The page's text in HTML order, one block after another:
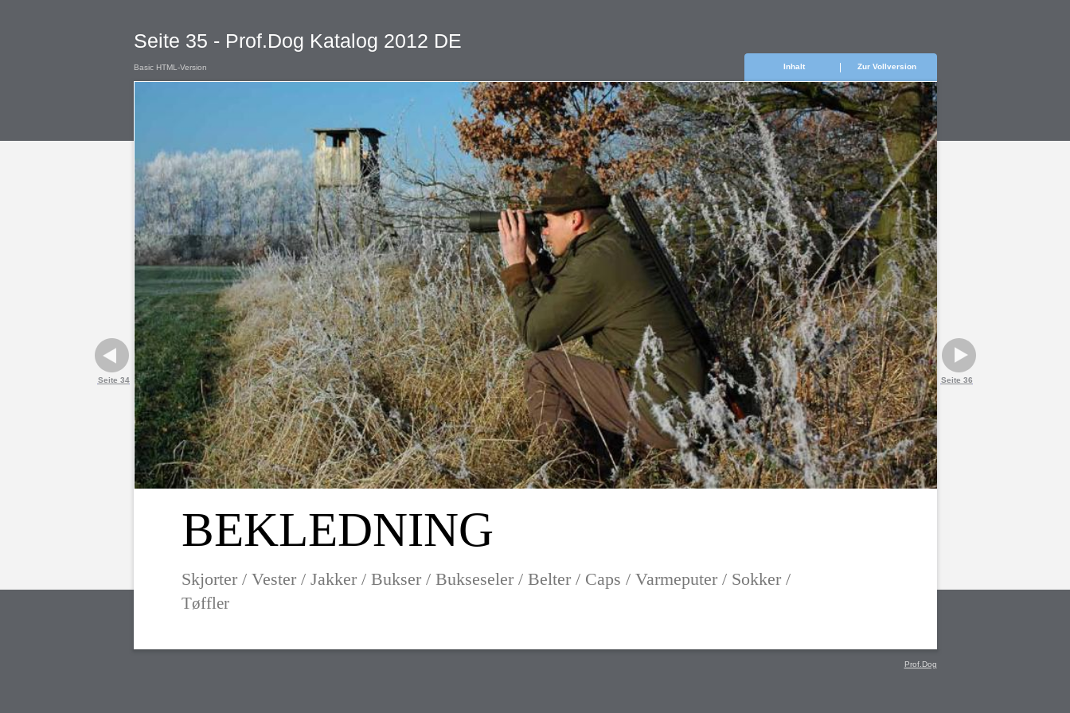
Seite 35 - Prof.Dog Katalog 2012 DE
Basic HTML-Version Zur Vollversion
Inhalt
Seite 34 Seite 36
BEKLEDNING
Skjorter / Vester / Jakker / Bukser / Bukseseler / Belter / Caps / Varmeputer / Sokker /
Tøffler
Prof.Dog